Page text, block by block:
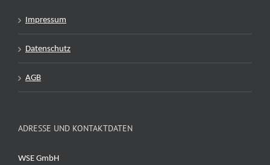
Impressum
Datenschutz
AGB
ADRESSE UND KONTAKTDATEN
WSE GmbH